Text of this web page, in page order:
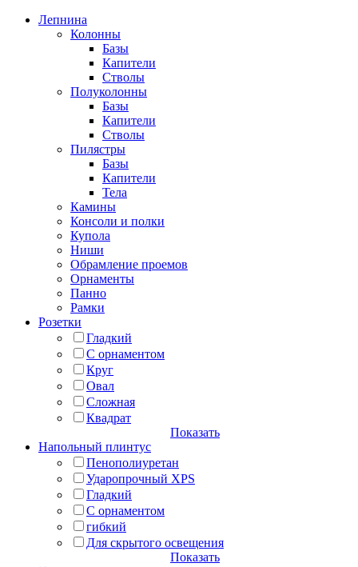
Лепнина
Колонны
Базы
Капители
Стволы
Полуколонны
Базы
Капители
Стволы
Пилястры
Базы
Капители
Тела
Камины
Консоли и полки
Купола
Ниши
Обрамление проемов
Орнаменты
Панно
Рамки
Розетки
Гладкий
С орнаментом
Круг
Овал
Сложная
Квадрат
Показать
Напольный плинтус
Пенополиуретан
Ударопрочный XPS
Гладкий
С орнаментом
гибкий
Для скрытого освещения
Показать